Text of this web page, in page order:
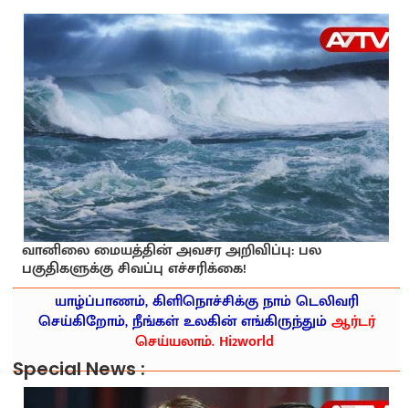
வானிலை மையத்தின் அவசர அறிவிப்பு: பல
பகுதிகளுக்கு சிவப்பு எச்சரிக்கை!
யாழ்ப்பாணம், கிளிநொச்சிக்கு நாம் டெலிவரி
செய்கிறோம், நீங்கள் உலகின் எங்கிருந்தும்ஆர்டர்
செய்யலாம். Hi2world
Special News :